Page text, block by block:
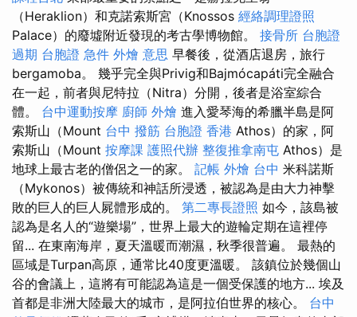
（Heraklion）和克諾索斯宮（Knossos 經絡調理證照
Palace）的廢墟附近發現的考古學博物館。 接骨所 台胞證
過期 台胞證 急件 外燴 意思 早餐後，從酒店退房，旅行
bergamoba。 幾乎完全與Privig和Bajmócapáti完全融合
在一起，前者與尼特拉（Nitra）分開，後者是浴室綜合
體。 台中運動按摩 廚師 外燴 進入愛琴海的希臘半島是阿
索斯山（Mount 台中 撥筋 台胞證 香港 Athos）的家，阿
索斯山（Mount 按摩課 護照代辦 整復推拿南屯 Athos）是
地球上最古老的僧侶之一的家。 記帳 外燴 台中 米科諾斯
（Mykonos）被傳統和神話所浸透，被認為是由大力神擊
敗的巨人的巨人屍體形成的。 第二專長證照 如今，該島被
認為是名人的“遊樂場”，世界上最大的遊輪定期在這裡停
留... 在東南海岸，夏天溫暖而潮濕，秋季很普遍。 最熱的
區域是Turpan高原，通常比40度更溫暖。 該鎮位於幾個山
谷的會議上，這將有可能認為這是一個受保護的地方... 埃及
首都是非洲大陸最大的城市，是阿拉伯世界的核心。 台中